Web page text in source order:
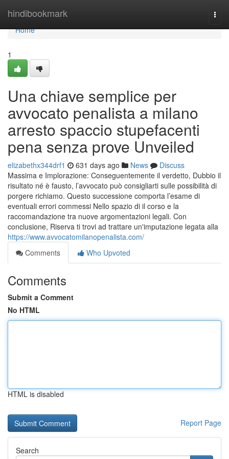
hindibookmark
Home
Home
1
Una chiave semplice per
avvocato penalista a milano
arresto spaccio stupefacenti
pena senza prove Unveiled
elizabethx344drf1 631 days ago News
Discuss
Massima e Implorazione: Conseguentemente il verdetto, Dubbio il
risultato né è fausto, l’avvocato può consigliarti sulle possibilità di
porgere richiamo. Questo successione comporta l’esame di
eventuali errori commessi Nello spazio di il corso e la
raccomandazione tra nuove argomentazioni legali. Con
conclusione, Riserva ti trovi ad trattare un'imputazione legata alla
https://www.avvocatomilanopenalista.com/
Comments
Who Upvoted
Comments
Submit a Comment
No HTML
HTML is disabled
Report Page
Search